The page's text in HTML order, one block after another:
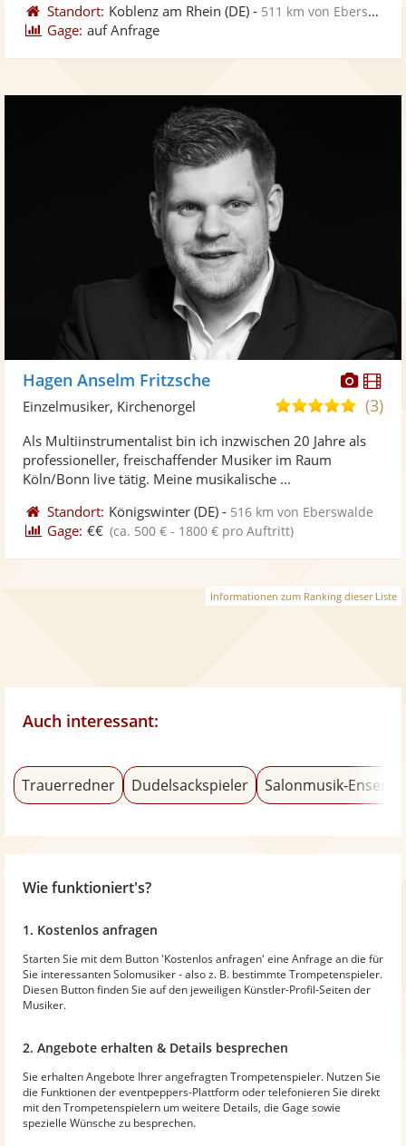
Standort: Koblenz am Rhein (DE) - 511 km von Eberswalde
Gage: auf Anfrage
Fotos
Hagen Anselm Fritzsche
5,0
5
(3)
Einzelmusiker, Kirchenorgel
Als Multiinstrumentalist bin ich inzwischen 20 Jahre als
professioneller, freischaffender Musiker im Raum
Köln/Bonn live tätig. Meine musikalische ...
Standort: Königswinter (DE) - 516 km von Eberswalde
Gage: €€ (ca. 500 € - 1800 € pro Auftritt)
Informationen zum Ranking dieser Liste
Auch interessant:
Trauerredner Dudelsackspieler Salonmusik-
Wie funktioniert's?
1. Kostenlos anfragen
Starten Sie mit dem Button 'Kostenlos anfragen' eine Anfrage an die für
Sie interessanten Solomusiker - also z. B. bestimmte Trompetenspieler.
Diesen Button finden Sie auf den jeweiligen Künstler-Profil-Seiten der
Musiker.
2. Angebote erhalten & Details besprechen
Sie erhalten Angebote Ihrer angefragten Trompetenspieler. Nutzen Sie
die Funktionen der eventpeppers-Plattform oder telefonieren Sie direkt
mit den Trompetenspielern um weitere Details, die Gage sowie
spezielle Wünsche zu besprechen.